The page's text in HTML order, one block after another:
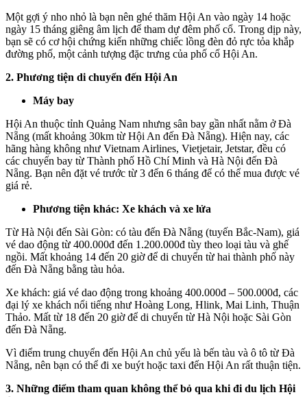
Một gợi ý nho nhỏ là bạn nên ghé thăm Hội An vào ngày 14 hoặc
ngày 15 tháng giêng âm lịch để tham dự đêm phố cổ. Trong dịp này,
bạn sẽ có cơ hội chứng kiến ​​những chiếc lồng đèn đỏ rực tỏa khắp
đường phố, một cảnh tượng đặc trưng của phố cổ Hội An.
2. Phương tiện di chuyển đến Hội An
Máy bay
Hội An thuộc tỉnh Quảng Nam nhưng sân bay gần nhất nằm ở Đà
Nẵng (mất khoảng 30km từ Hội An đến Đà Nẵng). Hiện nay, các
hãng hàng không như Vietnam Airlines, Vietjetair, Jetstar, đều có
các chuyến bay từ Thành phố Hồ Chí Minh và Hà Nội đến Đà
Nẵng. Bạn nên đặt vé trước từ 3 đến 6 tháng để có thể mua được vé
giá rẻ.
Phương tiện khác: Xe khách và xe lửa
Từ Hà Nội đến Sài Gòn: có tàu đến Đà Nẵng (tuyến Bắc-Nam), giá
vé dao động từ 400.000đ đến 1.200.000đ tùy theo loại tàu và ghế
ngồi. Mất khoảng 14 đến 20 giờ để di chuyển từ hai thành phố này
đến Đà Nẵng bằng tàu hỏa.
Xe khách: giá vé dao động trong khoảng 400.000đ – 500.000đ, các
đại lý xe khách nổi tiếng như Hoàng Long, Hlink, Mai Linh, Thuận
Thảo. Mất từ ​​18 đến 20 giờ để di chuyển từ Hà Nội hoặc Sài Gòn
đến Đà Nẵng.
Vì điểm trung chuyển đến Hội An chủ yếu là bến tàu và ô tô từ Đà
Nẵng, nên bạn có thể đi xe buýt hoặc taxi đến Hội An rất thuận tiện.
3. Những điểm tham quan không thể bỏ qua khi đi du lịch Hội